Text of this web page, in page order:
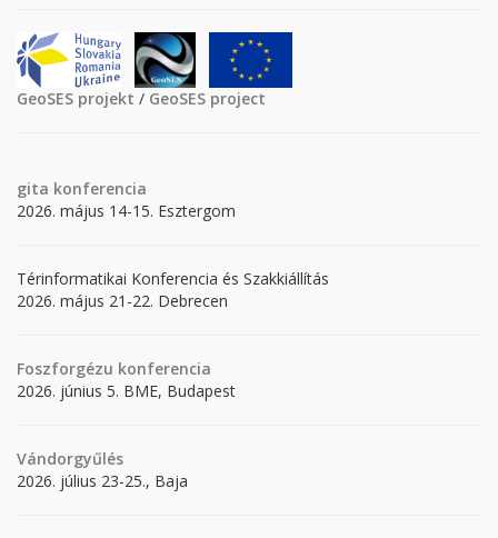
GeoSES projekt / GeoSES project
gita konferencia
2026. május 14-15. Esztergom
Térinformatikai Konferencia és Szakkiállítás
2026. május 21-22. Debrecen
Foszforgézu konferencia
2026. június 5. BME, Budapest
Vándorgyűlés
2026. július 23-25., Baja